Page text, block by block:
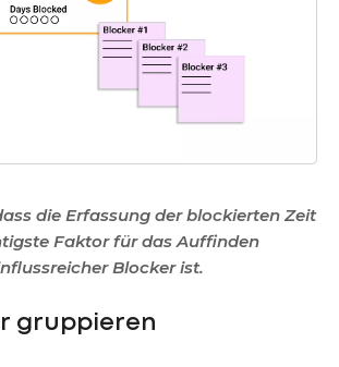
die Erfassung der blockierten Zeit
Faktor für das Auffinden
Blocker ist.
gruppieren